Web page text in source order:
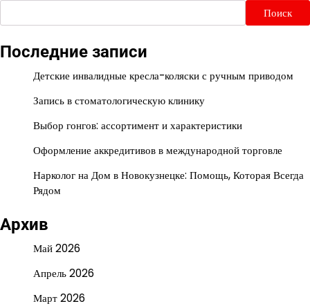
Поиск
Последние записи
Детские инвалидные кресла-коляски с ручным приводом
Запись в стоматологическую клинику
Выбор гонгов: ассортимент и характеристики
Оформление аккредитивов в международной торговле
Нарколог на Дом в Новокузнецке: Помощь, Которая Всегда
Рядом
Архив
Май 2026
Апрель 2026
Март 2026